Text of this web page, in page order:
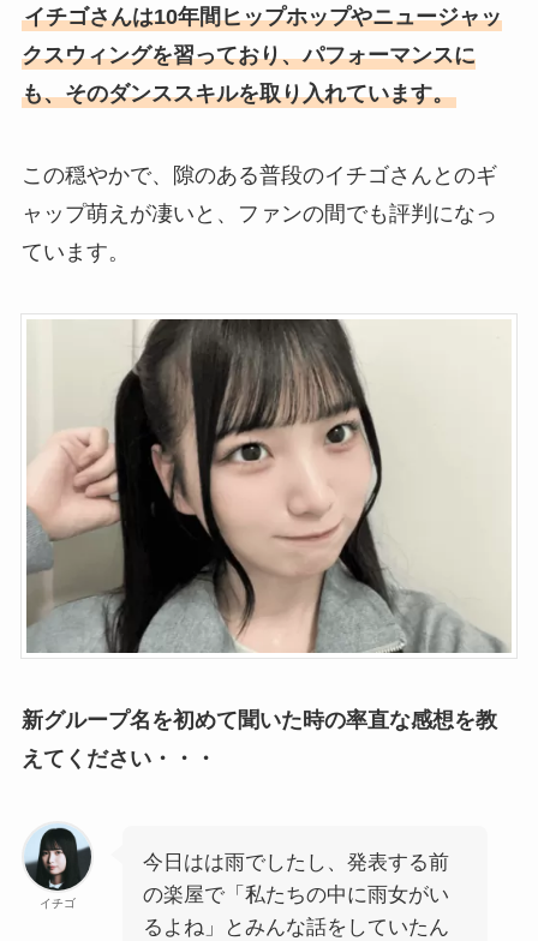
イチゴさんは10年間ヒップホップやニュージャッ
クスウィングを習っており、パフォーマンスに
も、そのダンススキルを取り入れています。
この穏やかで、隙のある普段のイチゴさんとのギ
ャップ萌えが凄いと、ファンの間でも評判になっ
ています。
新グループ名を初めて聞いた時の率直な感想を教
えてください・・・
イチゴ
今日はは雨でしたし、発表する前
の楽屋で「私たちの中に雨女がい
るよね」とみんな話をしていたん